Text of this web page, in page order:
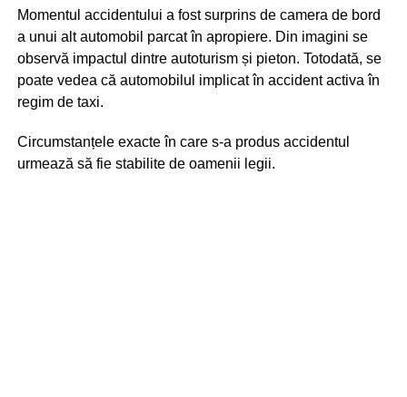
Momentul accidentului a fost surprins de camera de bord
a unui alt automobil parcat în apropiere. Din imagini se
observă impactul dintre autoturism și pieton. Totodată, se
poate vedea că automobilul implicat în accident activa în
regim de taxi.
Circumstanțele exacte în care s-a produs accidentul
urmează să fie stabilite de oamenii legii.